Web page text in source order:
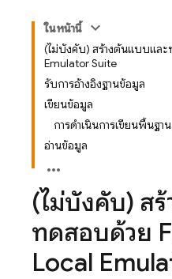
ในหน้านี้
(ไม่บังคับ) สร้างต้นแบบแล
Emulator Suite
รับการอ้างอิงฐานข้อมูล
เขียนข้อมูล
การดำเนินการเขียนพื้นฐาน
อ่านข้อมูล
(ไม่บังคับ) ส
ทดสอบด้วย
Local